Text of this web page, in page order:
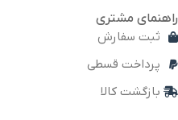
راهنمای مشتری
ثبت سفارش
پرداخت قسطی
بازگشت کالا